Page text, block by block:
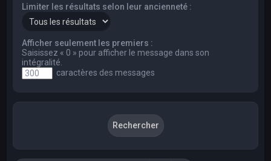
Limiter les résultats selon leur ancienneté :
Afficher seulement les premiers :
Saisissez « 0 » pour afficher le message dans son
intégralité.
caractères des messages